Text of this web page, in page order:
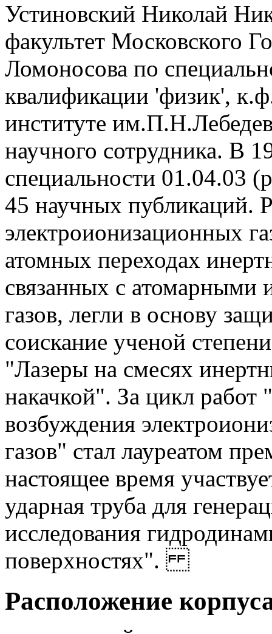
Устиновский Николай
факультет Московского
Ломоносова по
квалификации 'физик',
институте
научного сотрудника. В
специальности 01.04.03
45 научных публикаций.
электроионизационных
атомных переходах
связанных с атомарными
газов, легли в основу
соискание ученой
"Лазеры на смесях
накачкой". За цикл
возбуждения
газов" стал лауреатом
настоящее время
ударная труба для
исследования
поверхностях".
Расположение